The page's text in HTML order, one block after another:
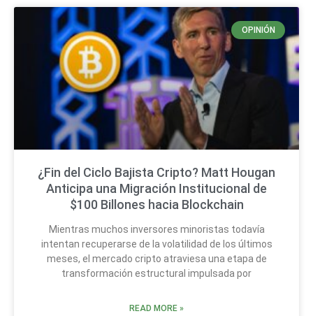
OPINIÓN
¿Fin del Ciclo Bajista Cripto? Matt Hougan
Anticipa una Migración Institucional de
$100 Billones hacia Blockchain
Mientras muchos inversores minoristas todavía
intentan recuperarse de la volatilidad de los últimos
meses, el mercado cripto atraviesa una etapa de
transformación estructural impulsada por
READ MORE »